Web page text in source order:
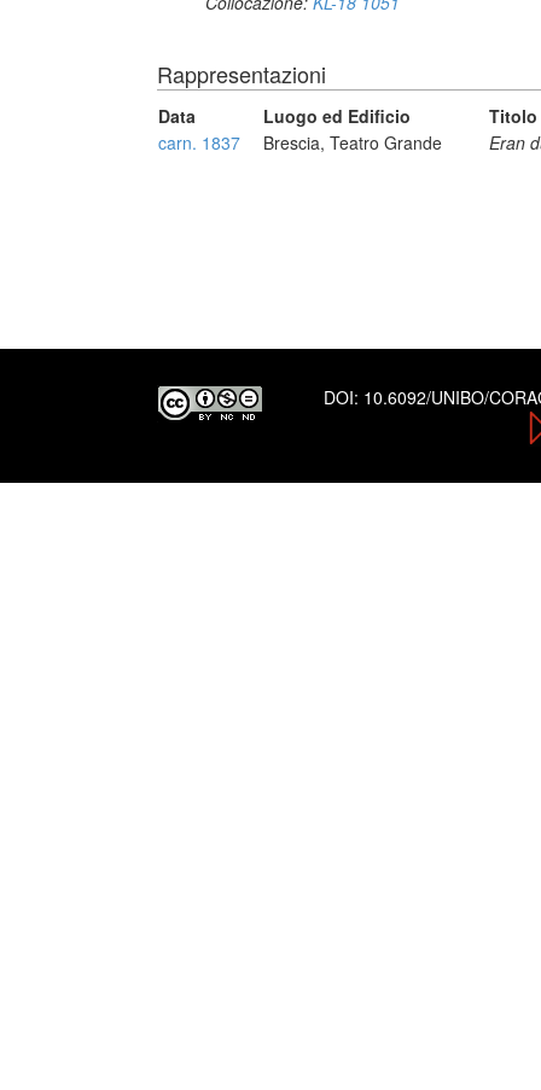
Rappresentazioni
Data Luogo ed Edificio
Titolo
carn. 1837
Brescia, Teatro Grande Eran
DOI: 10.6092/UNIBO/